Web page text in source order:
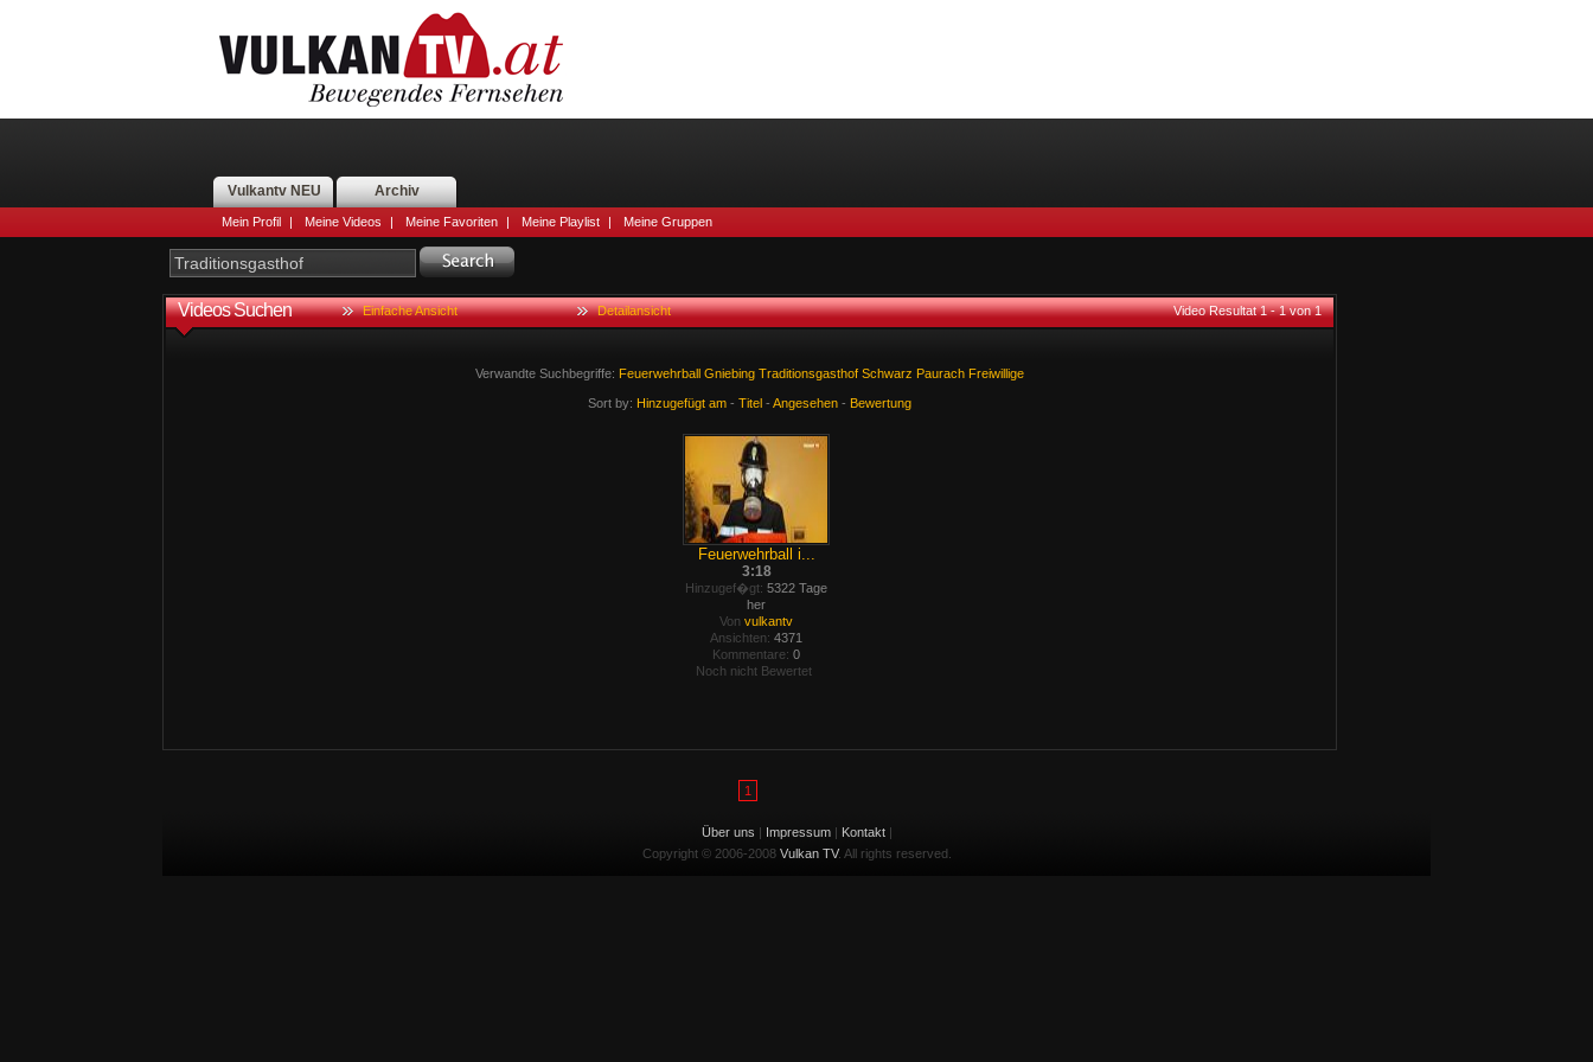
Vulkantv NEU Archiv
Mein Profil | Meine Videos | Meine Favoriten | Meine Playlist | Meine Gruppen
Videos Suchen Einfache Ansicht Detailansicht Video Resultat 1 - 1 von 1
Verwandte Suchbegriffe: Feuerwehrball Gniebing Traditionsgasthof Schwarz Paurach Freiwillige
Sort by: Hinzugefügt am - Titel - Angesehen - Bewertung
Feuerwehrball i...
3:18
Hinzugef�gt: 5322 Tage
her
Von vulkantv
Ansichten: 4371
Kommentare: 0
Noch nicht Bewertet
1
Über uns | Impressum| Kontakt|
Copyright © 2006-2008 Vulkan TV. All rights reserved.